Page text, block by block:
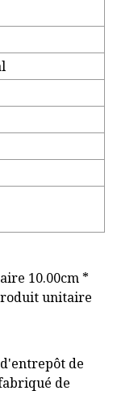
10.00cm *
unitaire
de
de